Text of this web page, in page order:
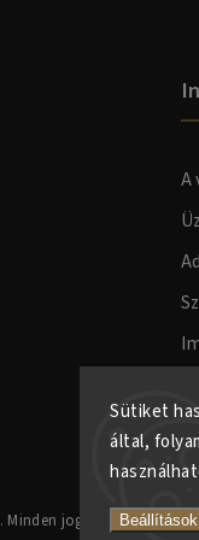
Sütiket
által,
Beállítások
A
. Minden jog fenntartva.